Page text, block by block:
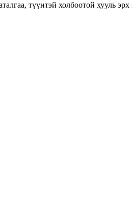
түүнтэй холбоотой хууль